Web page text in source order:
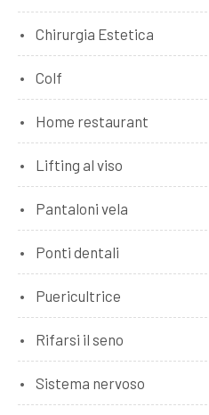
Chirurgia Estetica
Colf
Home restaurant
Lifting al viso
Pantaloni vela
Ponti dentali
Puericultrice
Rifarsi il seno
Sistema nervoso